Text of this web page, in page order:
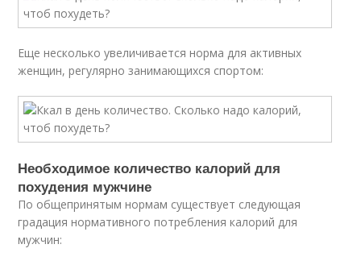
Еще несколько увеличивается норма для активных
женщин, регулярно занимающихся спортом:
Необходимое количество калорий для
похудения мужчине
По общепринятым нормам существует следующая
градация нормативного потребления калорий для
мужчин: